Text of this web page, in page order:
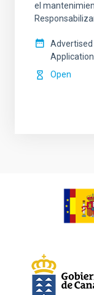
el
Advertised
Open